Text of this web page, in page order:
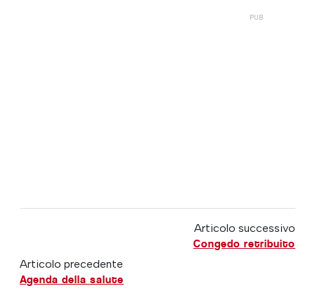
Articolo successivo
Congedo retribuito
Articolo precedente
Agenda della salute